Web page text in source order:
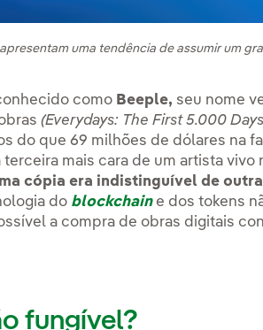
uma tendência de assumir um
como Beeple, seu nome
(Everydays: The First 5.000 Days
do que 69 milhões de dólares na
mais cara de um artista vivo
cópia era indistinguível de
do blockchaine dos tokens
a compra de obras digitais
fungível?